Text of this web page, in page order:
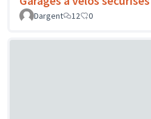
Dargent
12 0